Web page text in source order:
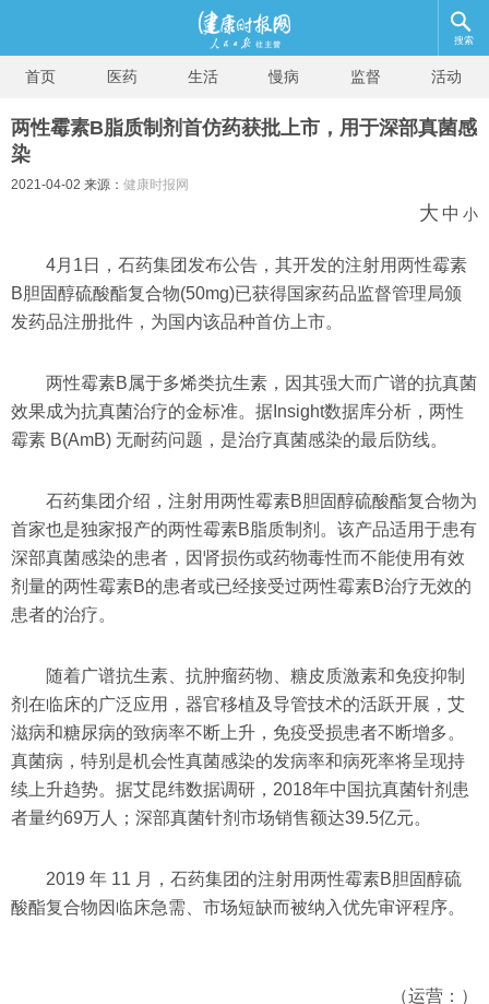
搜索
首页 医药 生活 慢病 监督 活动
两性霉素B脂质制剂首仿药获批上市，用于深部真菌感
染
2021-04-02 来源： 健康时报网
大 中 小
4月1日，石药集团发布公告，其开发的注射用两性霉素
B胆固醇硫酸酯复合物(50mg)已获得国家药品监督管理局颁
发药品注册批件，为国内该品种首仿上市。
两性霉素B属于多烯类抗生素，因其强大而广谱的抗真菌
效果成为抗真菌治疗的金标准。据Insight数据库分析，两性
霉素 B(AmB) 无耐药问题，是治疗真菌感染的最后防线。
石药集团介绍，注射用两性霉素B胆固醇硫酸酯复合物为
首家也是独家报产的两性霉素B脂质制剂。该产品适用于患有
深部真菌感染的患者，因肾损伤或药物毒性而不能使用有效
剂量的两性霉素B的患者或已经接受过两性霉素B治疗无效的
患者的治疗。
随着广谱抗生素、抗肿瘤药物、糖皮质激素和免疫抑制
剂在临床的广泛应用，器官移植及导管技术的活跃开展，艾
滋病和糖尿病的致病率不断上升，免疫受损患者不断增多。
真菌病，特别是机会性真菌感染的发病率和病死率将呈现持
续上升趋势。据艾昆纬数据调研，2018年中国抗真菌针剂患
者量约69万人；深部真菌针剂市场销售额达39.5亿元。
2019 年 11 月，石药集团的注射用两性霉素B胆固醇硫
酸酯复合物因临床急需、市场短缺而被纳入优先审评程序。
（运营：）